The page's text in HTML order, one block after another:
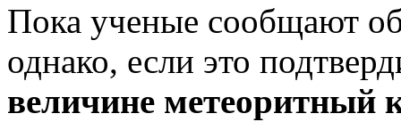
Пока ученые сообщают
однако, если это
величине метеоритный